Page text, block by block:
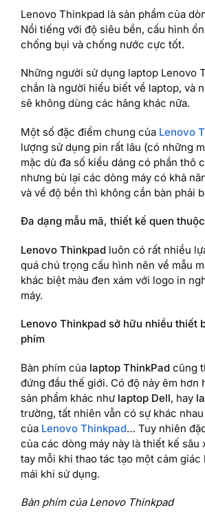
Lenovo Thinkpad là sản phẩm của
Nổi tiếng với độ siêu bền, cấu hình
chống bụi và chống nước cực tốt.
Những người sử dụng laptop Lenovo
chắn là người hiểu biết về laptop, và
sẽ không dùng các hãng khác nữa.
Một số đặc điểm chung của Lenovo
lượng sử dụng pin rất lâu (có những
mặc dù đa số kiểu dáng có phần thô
nhưng bù lại các dòng máy có khả
và về độ bền thì không cần bàn phải
Đa dạng mẫu mã, thiết kế quen thuộc
Lenovo Thinkpad luôn có rất nhiều
quá chú trọng cấu hình nên về mẫu
khác biệt màu đen xám với logo in
máy.
Lenovo Thinkpad sở hữu nhiều thiết
phím
Bàn phím của laptop ThinkPad cũng
đứng đầu thế giới. Có độ nảy êm hơn
sản phẩm khác như laptop Dell, hay
trường, tất nhiên vẫn có sự khác
của Lenovo Thinkpad… Tuy nhiên
của các dòng máy này là thiết kế sâu
tay mỗi khi thao tác tạo một cảm giác
mái khi sử dụng.
Bàn phím của Lenovo Thinkpad